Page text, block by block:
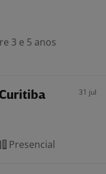
3 e 5 anos
31 jul
Presencial